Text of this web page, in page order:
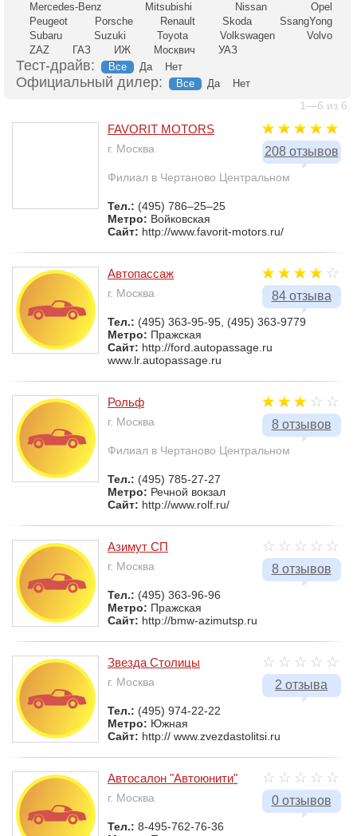
Mercedes-Benz
Mitsubishi Nissan
Opel
Peugeot
Porsche Renault Skoda
SsangYong
Subaru
Suzuki Toyota Volkswagen
Volvo
ZAZ
ГАЗ ИЖ Москвич УАЗ
Тест-драйв: Все Да Нет
Официальный дилер: Все Да Нет
1—6 из 6.
208 отзывов
FAVORIT MOTORS
г. Москва
Филиал в Чертаново Центральном
Тел.: (495) 786–25–25
Метро: Войковская
Сайт: http://www.favorit-motors.ru/
84 отзыва
Автопассаж
г. Москва
Тел.: (495) 363-95-95, (495) 363-9779
Метро: Пражская
Сайт: http://ford.autopassage.ru
www.lr.autopassage.ru
8 отзывов
Рольф
г. Москва
Филиал в Чертаново Центральном
Тел.: (495) 785-27-27
Метро: Речной вокзал
Сайт: http://www.rolf.ru/
8 отзывов
Азимут СП
г. Москва
Тел.: (495) 363-96-96
Метро: Пражская
Сайт: http://bmw-azimutsp.ru
2 отзыва
Звезда Столицы
г. Москва
Тел.: (495) 974-22-22
Метро: Южная
Сайт: http:// www.zvezdastolitsi.ru
0 отзывов
Автосалон "Автоюнити"
г. Москва
Тел.: 8-495-762-76-36